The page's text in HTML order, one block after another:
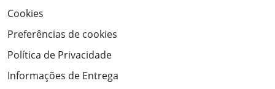
Cookies
Preferências de cookies
Política de Privacidade
Informações de Entrega